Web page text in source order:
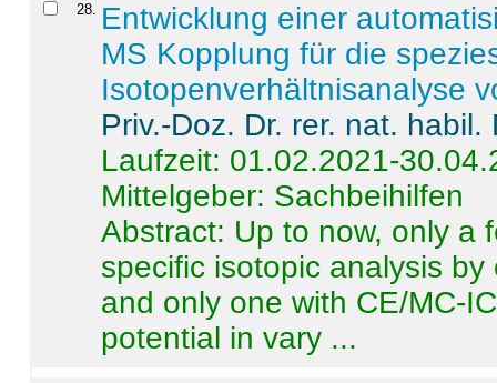
28. Entwicklung einer
MS Kopplung für die
Isotopenverhältnisanalyse
Priv.-Doz. Dr. rer. nat.
Laufzeit: 01.02.2021-
Mittelgeber: Sachbeihilfen
Abstract: Up to now, only a
specific isotopic analysis
and only one with CE/MC-
potential in vary ...